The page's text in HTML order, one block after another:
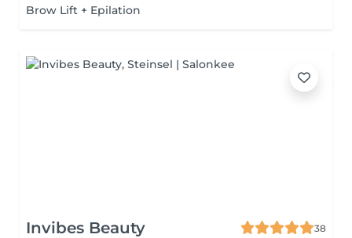
Brow Lift + Epilation
Invibes Beauty
38